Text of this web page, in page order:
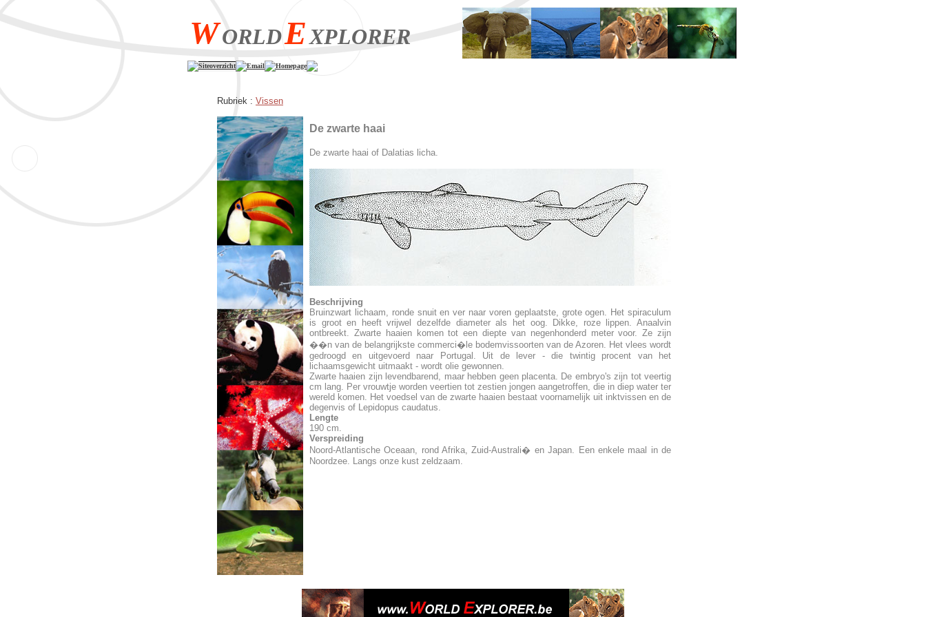
WORLDEXPLORER
Siteoverzicht Email Homepage
Rubriek : Vissen
De zwarte haai
De zwarte haai of Dalatias licha.
Beschrijving
Bruinzwart lichaam, ronde snuit en ver naar voren geplaatste, grote ogen. Het spiraculum
is groot en heeft vrijwel dezelfde diameter als het oog. Dikke, roze lippen. Anaalvin
ontbreekt. Zwarte haaien komen tot een diepte van negenhonderd meter voor. Ze zijn
��n van de belangrijkste commerci�le bodemvissoorten van de Azoren. Het vlees wordt
gedroogd en uitgevoerd naar Portugal. Uit de lever - die twintig procent van het
lichaamsgewicht uitmaakt - wordt olie gewonnen.
Zwarte haaien zijn levendbarend, maar hebben geen placenta. De embryo's zijn tot veertig
cm lang. Per vrouwtje worden veertien tot zestien jongen aangetroffen, die in diep water ter
wereld komen. Het voedsel van de zwarte haaien bestaat voornamelijk uit inktvissen en de
degenvis of Lepidopus caudatus.
Lengte
190 cm.
Verspreiding
Noord-Atlantische Oceaan, rond Afrika, Zuid-Australi� en Japan. Een enkele maal in de
Noordzee. Langs onze kust zeldzaam.